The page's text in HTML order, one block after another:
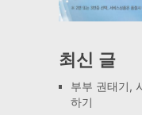
최신 글
부부 권태기,
하기